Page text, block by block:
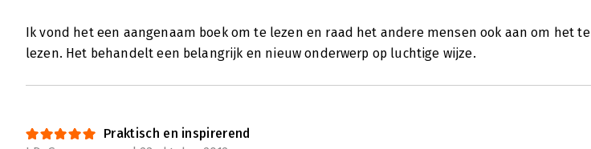
Ik vond het een aangenaam boek om te lezen en raad het andere mensen ook aan om het te
lezen. Het behandelt een belangrijk en nieuw onderwerp op luchtige wijze.
Praktisch en inspirerend